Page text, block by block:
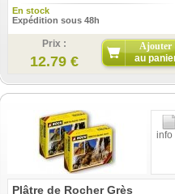
En stock
Expédition sous 48h
Prix :
12.79 €
Ajouter
au
info
Plâtre de Rocher Grès